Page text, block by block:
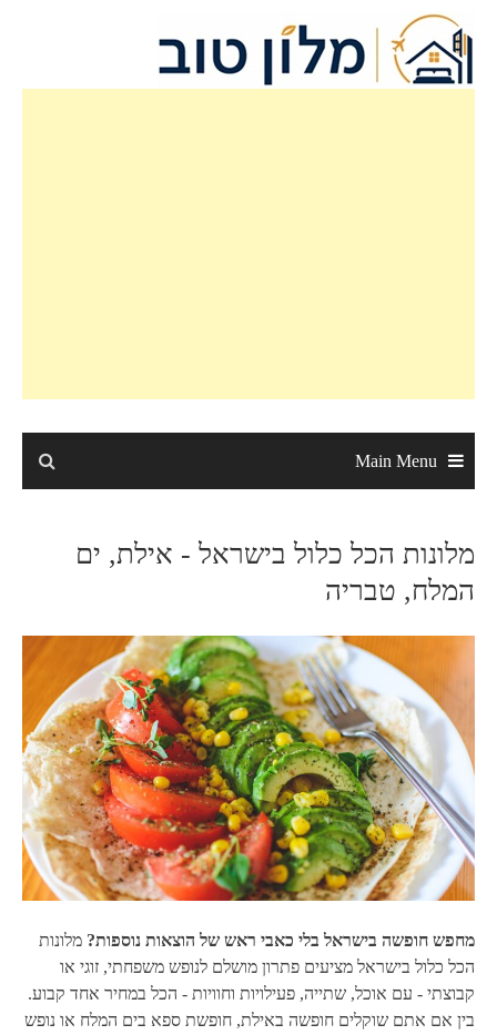
content
Main Menu
מלונות הכל כלול בישראל - אילת, ים
המלח, טבריה
מחפש חופשה בישראל בלי כאבי ראש של הוצאות נוספות? מלונות
הכל כלול בישראל מציעים פתרון מושלם לנופש משפחתי, זוגי או
קבוצתי - עם אוכל, שתייה, פעילויות וחוויות - הכל במחיר אחד קבוע.
בין אם אתם שוקלים חופשה באילת, חופשת ספא בים המלח או נופש